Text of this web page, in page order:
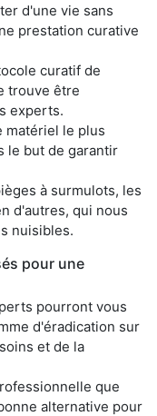
d'une vie sans
prestation curative
curatif de
trouve être
experts.
matériel le plus
le but de garantir
à surmulots, les
d'autres, qui nous
nuisibles.
pour une
pourront vous
d'éradication sur
et de la
que
alternative pour